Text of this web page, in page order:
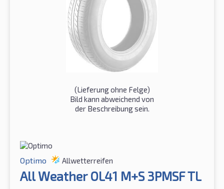
(Lieferung ohne Felge)
Bild kann abweichend von
der Beschreibung sein.
Optimo Allwetterreifen
All Weather OL41 M+S 3PMSF TL